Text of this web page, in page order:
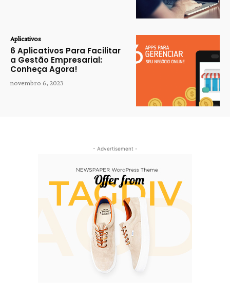
Aplicativos
6 Aplicativos Para Facilitar
a Gestão Empresarial:
Conheça Agora!
novembro 6, 2023
- Advertisement -